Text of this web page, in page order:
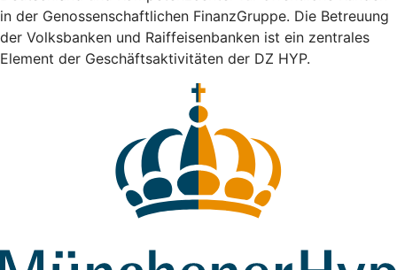
in der Genossenschaftlichen FinanzGruppe. Die Betreuung
der Volksbanken und Raiffeisenbanken ist ein zentrales
Element der Geschäftsaktivitäten der DZ HYP.